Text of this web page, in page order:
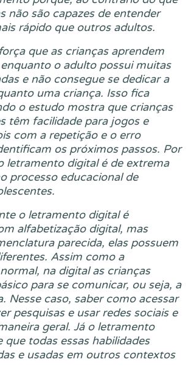
não são capazes de entender
rápido que outros adultos.
que as crianças aprendem
o adulto possui muitas
e não consegue se dedicar a
uma criança. Isso fica
o estudo mostra que crianças
têm facilidade para jogos e
com a repetição e o erro
os próximos passos. Por
letramento digital é de extrema
processo educacional de
o letramento digital é
alfabetização digital, mas
parecida, elas possuem
Assim como a
na digital as crianças
para se comunicar, ou seja, a
Nesse caso, saber como acessar
pesquisas e usar redes sociais e
geral. Já o letramento
todas essas habilidades
e usadas em outros contextos